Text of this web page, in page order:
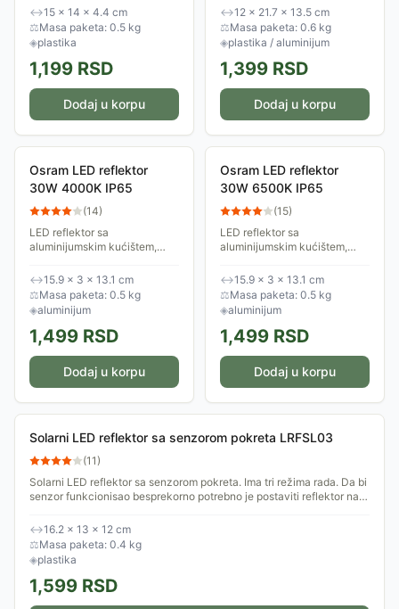
vanrednim situacijama, ovaj
reflektor donosi svetlost bez
potrebe za...
↔15 × 14 × 4.4 cm
⚖Masa paketa: 0.5 kg
◈plastika
1,199 RSD
Dodaj u korpu
na mestima gde klasično
napajanje putem mreže nije...
↔12 × 21.7 × 13.5 cm
⚖Masa paketa: 0.6 kg
◈plastika / aluminijum
1,399 RSD
Dodaj u korpu
Osram LED reflektor
30W 4000K IP65
(14)
LED reflektor sa
aluminijumskim kućištem,
korišćenje na otvorenom,
zahvaljujući deklarisanom
IP65 stepenu zaštite. Daje...
↔15.9 × 3 × 13.1 cm
⚖Masa paketa: 0.5 kg
◈aluminijum
1,499 RSD
Dodaj u korpu
Osram LED reflektor
30W 6500K IP65
(15)
LED reflektor sa
aluminijumskim kućištem,
korišćenje na otvorenom,
zahvaljujući deklarisanom
IP65 stepenu zaštite. Daje...
↔15.9 × 3 × 13.1 cm
⚖Masa paketa: 0.5 kg
◈aluminijum
1,499 RSD
Dodaj u korpu
Solarni LED reflektor sa senzorom pokreta LRFSL03
(11)
Solarni LED reflektor sa senzorom pokreta. Ima tri režima rada. Da bi
senzor funkcionisao besprekorno potrebno je postaviti reflektor na
↔16.2 × 13 × 12 cm
⚖Masa paketa: 0.4 kg
◈plastika
1,599 RSD